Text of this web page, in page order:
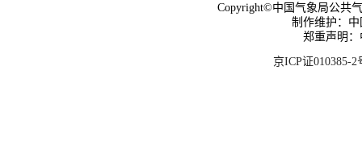
Copyright©中国气象局公共
制作维护：
郑重声明
京ICP证010385-2